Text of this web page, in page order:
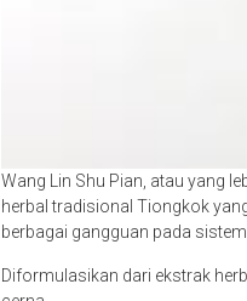
Wang Lin Shu Pian, atau yang
herbal tradisional Tiongkok
berbagai gangguan pada
Diformulasikan dari ekstrak